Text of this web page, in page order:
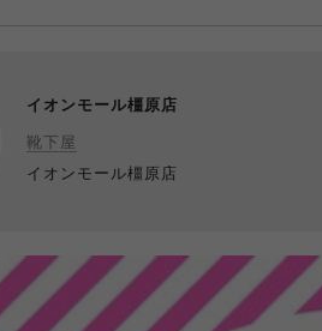
イオンモール橿原店
靴下屋
イオンモール橿原店